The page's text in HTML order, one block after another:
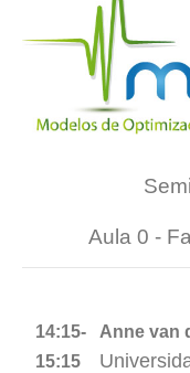
Aula 0 -
14:15-
15:15
Anne van